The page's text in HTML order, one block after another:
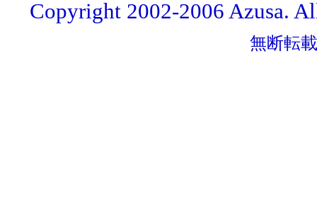
Copyright 2002-2006 Azusa.
無断転